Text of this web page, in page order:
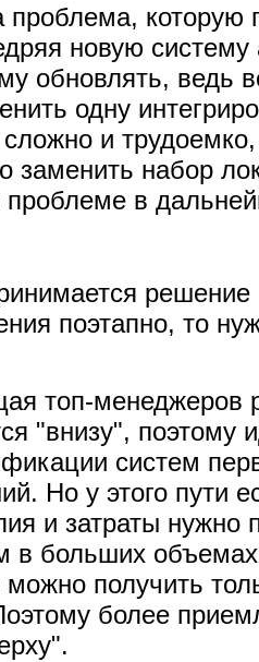
которую
новую систему
обновлять, ведь
одну
и
заменить набор
проблеме в
решение
поэтапно, то
топ-менеджеров
"внизу", поэтому
систем
Но у этого пути
и затраты нужно
в больших
получить
более